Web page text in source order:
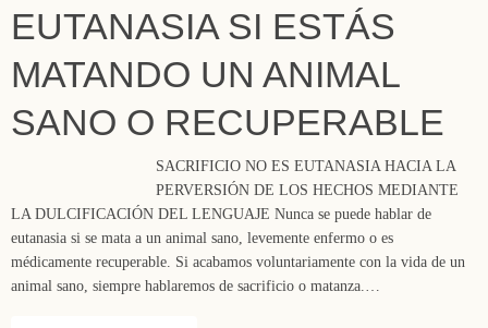
EUTANASIA SI ESTÁS
MATANDO UN ANIMAL
SANO O RECUPERABLE
SACRIFICIO NO ES EUTANASIA HACIA LA
PERVERSIÓN DE LOS HECHOS MEDIANTE
LA DULCIFICACIÓN DEL LENGUAJE Nunca se puede hablar de
eutanasia si se mata a un animal sano, levemente enfermo o es
médicamente recuperable. Si acabamos voluntariamente con la vida de un
animal sano, siempre hablaremos de sacrificio o matanza.…